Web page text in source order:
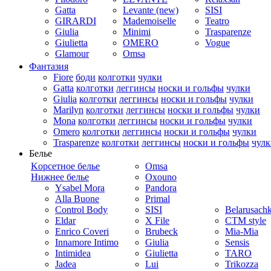
Gatta
GIRARDI
Giulia
Giulietta
Glamour
Levante (new)
Mademoiselle
Minimi
OMERO
Omsa
SISI
Teatro
Trasparenze
Vogue
Фантазия
Fiore боди колготки чулки
Gatta колготки леггинсы носки и гольфы чулки
Giulia колготки леггинсы носки и гольфы чулки
Marilyn колготки леггинсы носки и гольфы чулки
Mona колготки леггинсы носки и гольфы чулки
Omero колготки леггинсы носки и гольфы чулки
Trasparenze колготки леггинсы носки и гольфы
Белье
Kорсетное белье
Нижнее белье
Ysabel Mora
Alla Buone
Control Body
Eldar
Enrico Coveri
Innamore Intimo
Intimidea
Jadea
Omsa
Oxouno
Pandora
Primal
SISI
X File
Brubeck
Giulia
Giulietta
Lui
CTM style
Mia-Mia
Sensis
TARO
Trikozza